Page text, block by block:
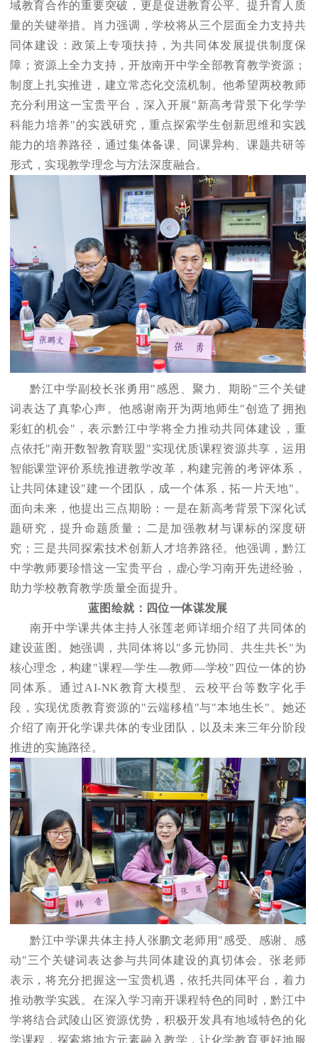
域教育合作的重要突破，更是促进教育公平、提升育人质
量的关键举措。肖力强调，学校将从三个层面全力支持共
同体建设：政策上专项扶持，为共同体发展提供制度保
障；资源上全力支持，开放南开中学全部教育教学资源；
制度上扎实推进，建立常态化交流机制。他希望两校教师
充分利用这一宝贵平台，深入开展"新高考背景下化学学
科能力培养"的实践研究，重点探索学生创新思维和实践
能力的培养路径，通过集体备课、同课异构、课题共研等
形式，实现教学理念与方法深度融合。
黔江中学副校长张勇用"感恩、聚力、期盼"三个关键
词表达了真挚心声。他感谢南开为两地师生"创造了拥抱
彩虹的机会"，表示黔江中学将全力推动共同体建设，重
点依托"南开数智教育联盟"实现优质课程资源共享，运用
智能课堂评价系统推进教学改革，构建完善的考评体系，
让共同体建设"建一个团队，成一个体系，拓一片天地"。
面向未来，他提出三点期盼：一是在新高考背景下深化试
题研究，提升命题质量；二是加强教材与课标的深度研
究；三是共同探索技术创新人才培养路径。他强调，黔江
中学教师要珍惜这一宝贵平台，虚心学习南开先进经验，
助力学校教育教学质量全面提升。
蓝图绘就：四位一体谋发展
南开中学课共体主持人张莲老师详细介绍了共同体的
建设蓝图。她强调，共同体将以"多元协同、共生共长"为
核心理念，构建"课程—学生—教师—学校"四位一体的协
同体系。通过AI-NK教育大模型、云校平台等数字化手
段，实现优质教育资源的"云端移植"与"本地生长"。她还
介绍了南开化学课共体的专业团队，以及未来三年分阶段
推进的实施路径。
黔江中学课共体主持人张鹏文老师用"感受、感谢、感
动"三个关键词表达参与共同体建设的真切体会。张老师
表示，将充分把握这一宝贵机遇，依托共同体平台，着力
推动教学实践。在深入学习南开课程特色的同时，黔江中
学将结合武陵山区资源优势，积极开发具有地域特色的化
学课程，探索将地方元素融入教学，让化学教育更好地服